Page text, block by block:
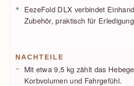
EezeFold DLX verbindet
Zubehör, praktisch für
NACHTEILE
Mit etwa 9,5 kg zählt das
Korbvolumen und Fahrgefühl.